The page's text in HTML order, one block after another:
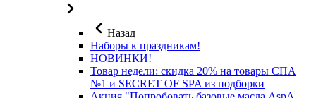
Назад
Наборы к праздникам!
НОВИНКИ!
Товар недели: скидка 20% на товары СПА
№1 и SECRET OF SPA из подборки